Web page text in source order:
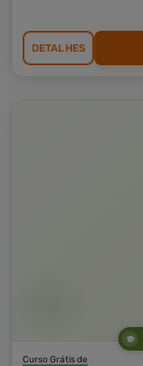
DETALHES
Curso Grátis de